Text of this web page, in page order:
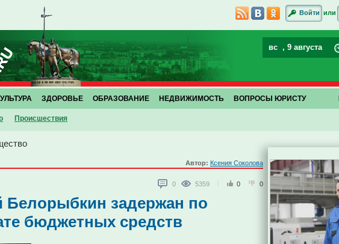
Войти или
вс , 9 августа
Проиcшествия
ЗДОРОВЬЕ ОБРАЗОВАНИЕ НЕДВИЖИМОСТЬ ВОПРОСЫ ЮРИСТУ
Автор: Ксения Соколова
0 5359 0 0
Белорыбкин задержан по
бюджетных средств